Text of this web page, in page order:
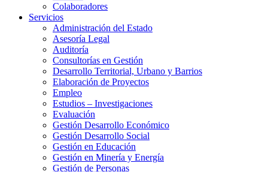
Colaboradores
Servicios
Administración del Estado
Asesoría Legal
Auditoría
Consultorías en Gestión
Desarrollo Territorial, Urbano y Barrios
Elaboración de Proyectos
Empleo
Estudios – Investigaciones
Evaluación
Gestión Desarrollo Económico
Gestión Desarrollo Social
Gestión en Educación
Gestión en Minería y Energía
Gestión de Personas